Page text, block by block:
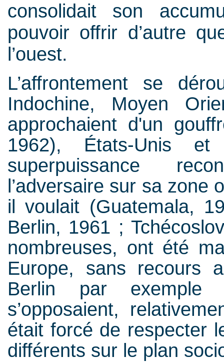
consolidait son
pouvoir offrir d’autre
l’ouest.
L’affrontement se
Indochine, Moyen
approchaient d'un
1962), États-Unis et
superpuissance
l’adversaire sur sa zone
il voulait (Guatemala,
Berlin, 1961 ;
nombreuses, ont été
Europe, sans recours
Berlin par exemple
s’opposaient,
était forcé de respecter
différents sur le plan